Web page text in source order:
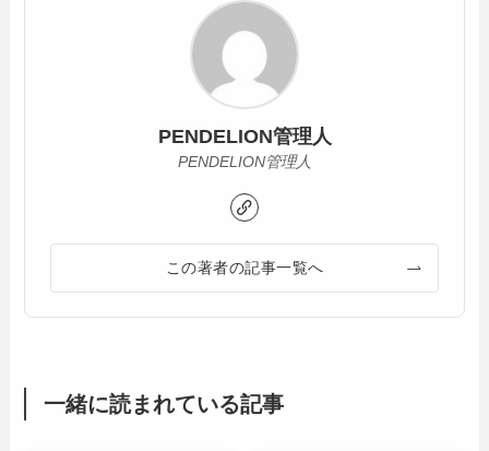
PENDELION管理人
PENDELION管理人
この著者の記事一覧へ
一緒に読まれている記事